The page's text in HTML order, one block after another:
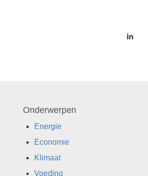
Onderwerpen
Energie
Economie
Klimaat
Voeding